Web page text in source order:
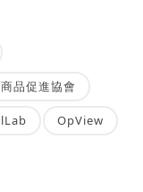
品促進協會
OpView